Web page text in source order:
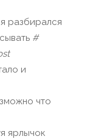
разбирался
#
и
что
ярлычок